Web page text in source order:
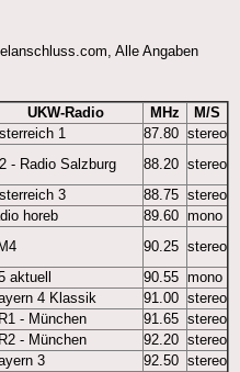
Alle Angaben
UKW-Radio MHz
M/S
1 87.80 stereo
- Radio Salzburg 88.20 stereo
3 88.75 stereo
horeb 89.60 mono
90.25 stereo
aktuell 90.55 mono
4 Klassik 91.00 stereo
- München 91.65 stereo
- München 92.20 stereo
3 92.50 stereo